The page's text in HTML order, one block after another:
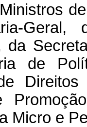
Geral,
da
de
Micro e